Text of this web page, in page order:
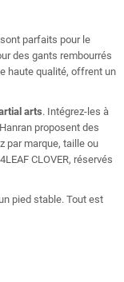
parfaits pour le
des gants rembourrés
haute qualité, offrent un
arts. Intégrez-les à
proposent des
par marque, taille ou
CLOVER, réservés
pied stable. Tout est